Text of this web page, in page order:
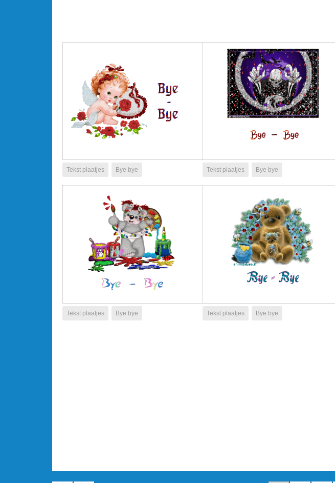
Tekst plaatjes Bye bye Tekst plaatjes Bye bye
Tekst plaatjes Bye bye Tekst plaatjes Bye bye